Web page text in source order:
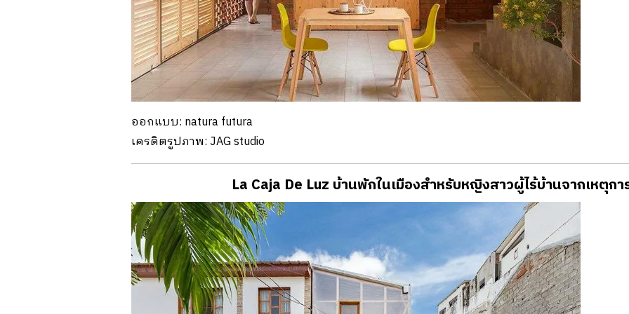
ออกแบบ: natura futura
เครดิตรูปภาพ: JAG studio
La Caja De Luz บ้านพักในเมืองสำหรับหญิงสาวผู้ไร้บ้านจากเหตุก